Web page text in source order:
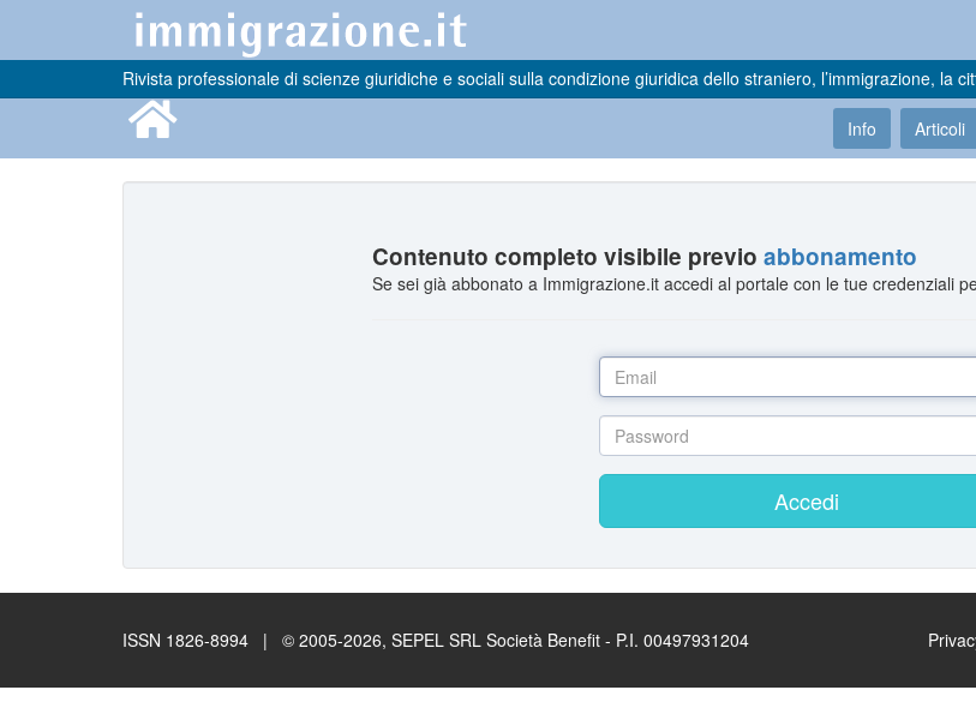
Rivista professionale di scienze giuridiche e sociali sulla condizione giuridica dello straniero, l’immigrazione, la
Info Articoli
Contenuto completo visibile previoabbonamento
Se sei già abbonato a Immigrazione.it accedi al portale con le tue credenziali
Accedi
ISSN 1826-8994 | © 2005-2026, SEPEL SRL Società Benefit - P.I. 00497931204